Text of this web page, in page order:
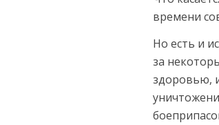
време­ни
Но есть и
за
здоровью,